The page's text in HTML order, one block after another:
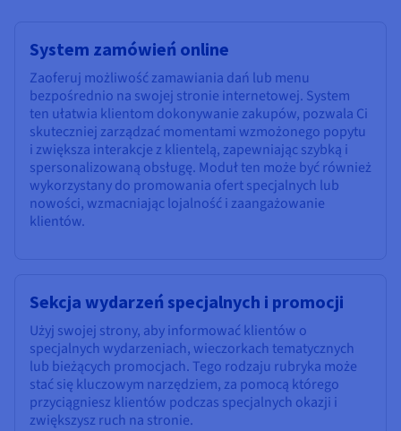
System zamówień online
Zaoferuj możliwość zamawiania dań lub menu
bezpośrednio na swojej stronie internetowej. System
ten ułatwia klientom dokonywanie zakupów, pozwala Ci
skuteczniej zarządzać momentami wzmożonego popytu
i zwiększa interakcje z klientelą, zapewniając szybką i
spersonalizowaną obsługę. Moduł ten może być również
wykorzystany do promowania ofert specjalnych lub
nowości, wzmacniając lojalność i zaangażowanie
klientów.
Sekcja wydarzeń specjalnych i promocji
Użyj swojej strony, aby informować klientów o
specjalnych wydarzeniach, wieczorkach tematycznych
lub bieżących promocjach. Tego rodzaju rubryka może
stać się kluczowym narzędziem, za pomocą którego
przyciągniesz klientów podczas specjalnych okazji i
zwiększysz ruch na stronie.